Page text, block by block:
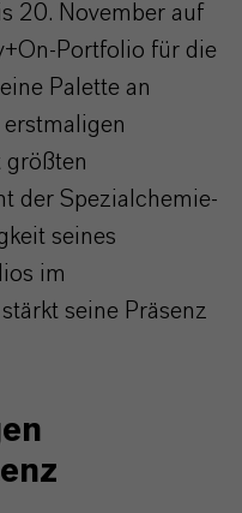
20. November auf
Portfolio für die
Palette an
größten
der Spezialchemie-
seines
im
seine Präsenz